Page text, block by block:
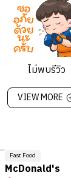
ไม่พบรีวิว
VIEW MORE
Fast Food
McDonald's